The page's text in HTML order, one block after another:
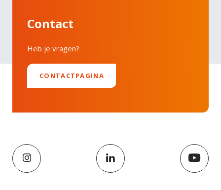
Contact
Heb je vragen?
CONTACTPAGINA